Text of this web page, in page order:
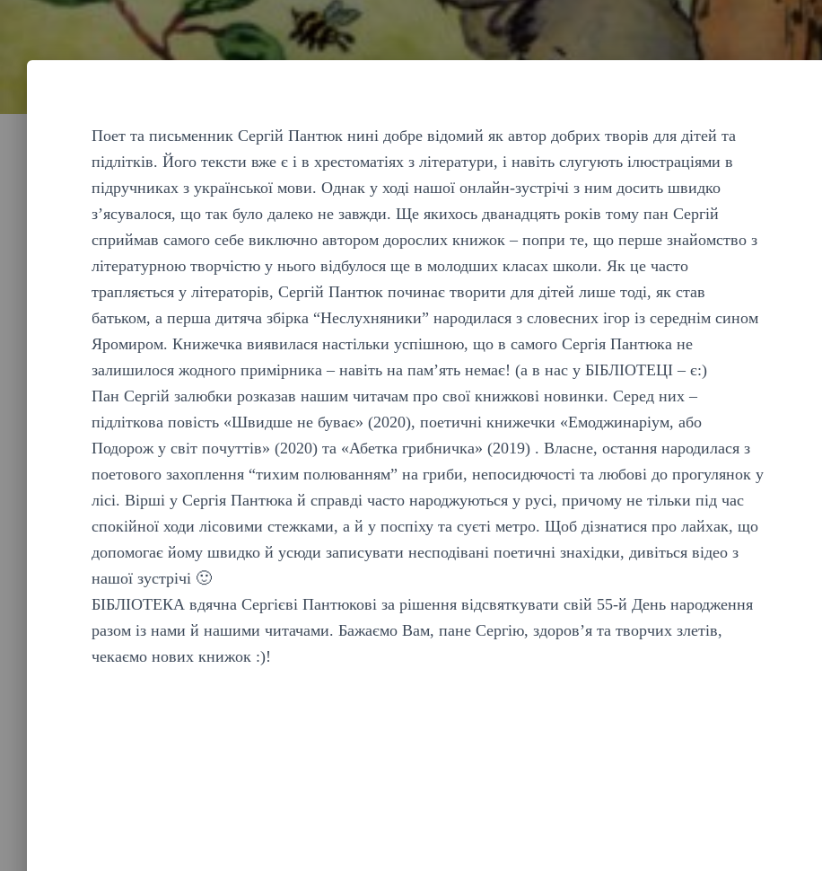
Поет та письменник Сергій Пантюк нині добре відомий як автор добрих творів для дітей та
підлітків. Його тексти вже є і в хрестоматіях з літератури, і навіть слугують ілюстраціями в
підручниках з української мови. Однак у ході нашої онлайн-зустрічі з ним досить швидко
з’ясувалося, що так було далеко не завжди. Ще якихось дванадцять років тому пан Сергій
сприймав самого себе виключно автором дорослих книжок – попри те, що перше знайомство з
літературною творчістю у нього відбулося ще в молодших класах школи. Як це часто
трапляється у літераторів, Сергій Пантюк починає творити для дітей лише тоді, як став
батьком, а перша дитяча збірка “Неслухняники” народилася з словесних ігор із середнім сином
Яромиром. Книжечка виявилася настільки успішною, що в самого Сергія Пантюка не
залишилося жодного примірника – навіть на пам’ять немає! (а в нас у БІБЛІОТЕЦІ – є:)
Пан Сергій залюбки розказав нашим читачам про свої книжкові новинки. Серед них –
підліткова повість «Швидше не буває» (2020), поетичні книжечки «Емоджинаріум, або
Подорож у світ почуттів» (2020) та «Абетка грибничка» (2019) . Власне, остання народилася з
поетового захоплення “тихим полюванням” на гриби, непосидючості та любові до прогулянок у
лісі. Вірші у Сергія Пантюка й справді часто народжуються у русі, причому не тільки під час
спокійної ходи лісовими стежками, а й у поспіху та суєті метро. Щоб дізнатися про лайхак, що
допомогає йому швидко й усюди записувати несподівані поетичні знахідки, дивіться відео з
нашої зустрічі 🙂
БІБЛІОТЕКА вдячна Сергієві Пантюкові за рішення відсвяткувати свій 55-й День народження
разом із нами й нашими читачами. Бажаємо Вам, пане Сергію, здоров’я та творчих злетів,
чекаємо нових книжок :)!